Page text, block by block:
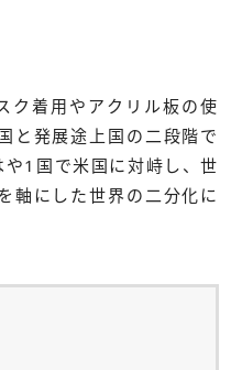
ク着用やアクリル板の使
と発展途上国の二段階で
1国で米国に対峙し、世
軸にした世界の二分化に